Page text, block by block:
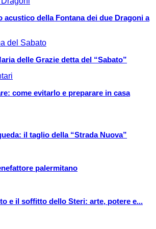
acustico della Fontana dei due Dragoni a
delle Grazie detta del “Sabato”
come evitarlo e preparare in casa
il taglio della “Strada Nuova”
palermitano
e il soffitto dello Steri: arte, potere e...